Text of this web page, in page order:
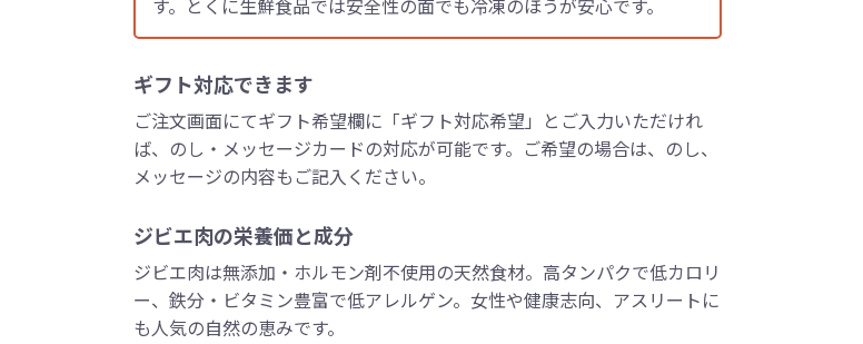
ギフト対応できます
ご注文画面にてギフト希望欄に「ギフト対応希望」とご入力いただけれ
ば、のし・メッセージカードの対応が可能です。ご希望の場合は、のし、
メッセージの内容もご記入ください。
ジビエ肉の栄養価と成分
ジビエ肉は無添加・ホルモン剤不使用の天然食材。高タンパクで低カロリ
ー、鉄分・ビタミン豊富で低アレルゲン。女性や健康志向、アスリートに
も人気の自然の恵みです。